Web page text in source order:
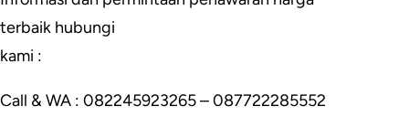
terbaik hubungi
kami :
Call & WA : 082245923265 – 087722285552